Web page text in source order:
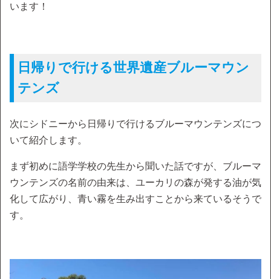
います！
日帰りで行ける世界遺産ブルーマウン
テンズ
次にシドニーから日帰りで行けるブルーマウンテンズにつ
いて紹介します。
まず初めに語学学校の先生から聞いた話ですが、ブルーマ
ウンテンズの名前の由来は、ユーカリの森が発する油が気
化して広がり、青い霧を生み出すことから来ているそうで
す。